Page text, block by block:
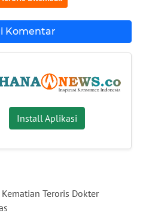
Komentar
Install Aplikasi
Teroris Dokter